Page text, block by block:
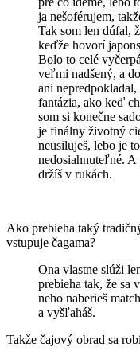
ja nešoférujem,
Tak som len dúfal,
keďže hovorí
Bolo to celé
veľmi nadšený, a
ani
fantázia, ako keď
som si konečne
je finálny životný
neusiluješ, lebo je
nedosiahnuteľné. A
držíš v rukách.
Ako prebieha taký
vstupuje čagama?
Ona vlastne slúži
prebieha tak, že sa
neho naberieš
a vyšľaháš.
Takže čajový obrad sa